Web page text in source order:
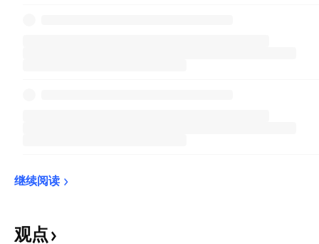
继续阅读
观点